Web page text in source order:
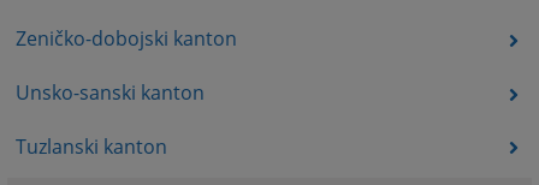
Zeničko-dobojski kanton
Unsko-sanski kanton
Tuzlanski kanton